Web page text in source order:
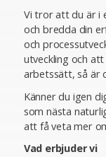
Vi tror att du är i
och bredda din
och
utveckling och
arbetssätt, så är
Känner du igen
som nästa
att få veta mer
Vad erbjuder vi